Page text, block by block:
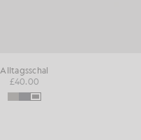
Alltagsschal
£40.00